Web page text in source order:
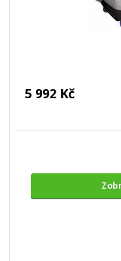
5 992 Kč